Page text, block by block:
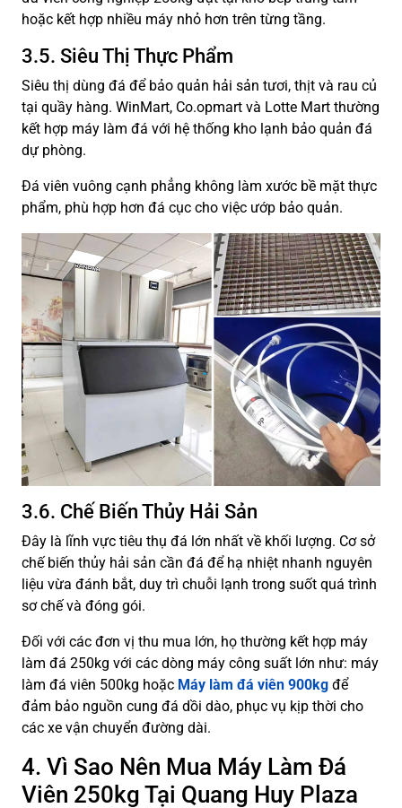
hoặc kết hợp nhiều máy nhỏ hơn trên từng tầng.
3.5. Siêu Thị Thực Phẩm
Siêu thị dùng đá để bảo quản hải sản tươi, thịt và rau củ
tại quầy hàng. WinMart, Co.opmart và Lotte Mart thường
kết hợp máy làm đá với hệ thống kho lạnh bảo quản đá
dự phòng.
Đá viên vuông cạnh phẳng không làm xước bề mặt thực
phẩm, phù hợp hơn đá cục cho việc ướp bảo quản.
3.6. Chế Biến Thủy Hải Sản
Đây là lĩnh vực tiêu thụ đá lớn nhất về khối lượng. Cơ sở
chế biến thủy hải sản cần đá để hạ nhiệt nhanh nguyên
liệu vừa đánh bắt, duy trì chuỗi lạnh trong suốt quá trình
sơ chế và đóng gói.
Đối với các đơn vị thu mua lớn, họ thường kết hợp máy
làm đá 250kg với các dòng máy công suất lớn như: máy
làm đá viên 500kg hoặc Máy làm đá viên 900kg để
đảm bảo nguồn cung đá dồi dào, phục vụ kịp thời cho
các xe vận chuyển đường dài.
4. Vì Sao Nên Mua Máy Làm Đá
Viên 250kg Tại Quang Huy Plaza